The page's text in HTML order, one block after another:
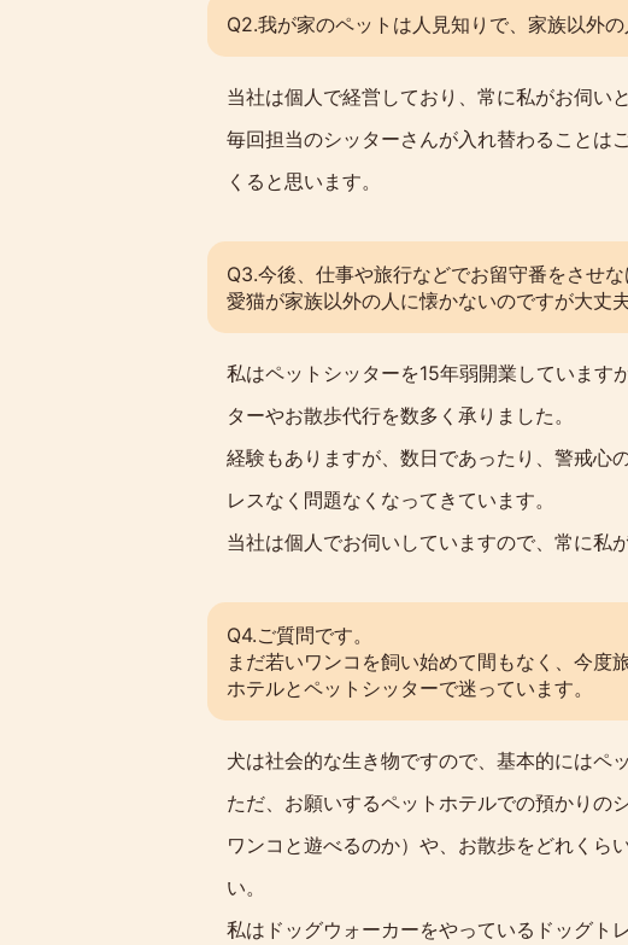
Q2.我が家のペットは人見知りで、家族以外
当社は個人で経営しており、常に私がお伺い
毎回担当のシッターさんが入れ替わることは
くると思います。
Q3.今後、仕事や旅行などでお留守番をさせ
愛猫が家族以外の人に懐かないのですが大丈
私はペットシッターを15年弱開業しています
ターやお散歩代行を数多く承りました。
経験もありますが、数日であったり、警戒心
レスなく問題なくなってきています。
当社は個人でお伺いしていますので、常に私
Q4.ご質問です。
まだ若いワンコを飼い始めて間もなく、今度
ホテルとペットシッターで迷っています。
犬は社会的な生き物ですので、基本的にはペ
ただ、お願いするペットホテルでの預かりの
ワンコと遊べるのか）や、お散歩をどれくら
い。
私はドッグウォーカーをやっているドッグト